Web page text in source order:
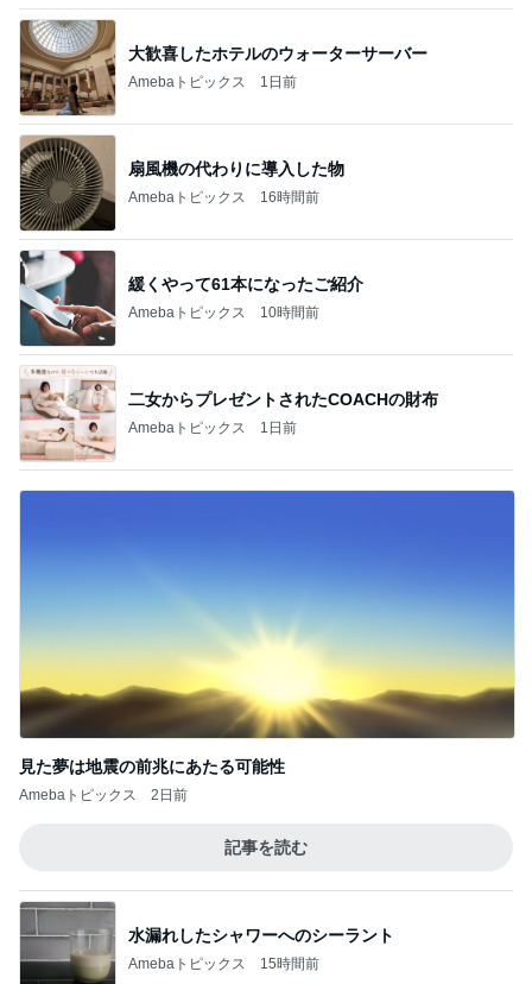
大歓喜したホテルのウォーターサーバー
Amebaトピックス 1日前
扇風機の代わりに導入した物
Amebaトピックス 16時間前
緩くやって61本になったご紹介
Amebaトピックス 10時間前
二女からプレゼントされたCOACHの財布
Amebaトピックス 1日前
見た夢は地震の前兆にあたる可能性
Amebaトピックス 2日前
記事を読む
水漏れしたシャワーへのシーラント
Amebaトピックス 15時間前